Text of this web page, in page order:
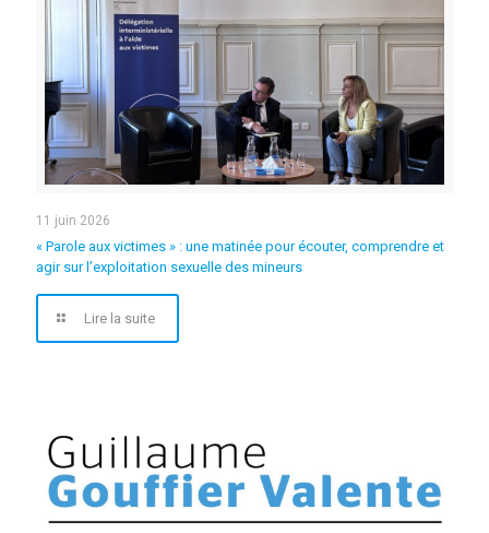
11 juin 2026
« Parole aux victimes » : une matinée pour écouter, comprendre et
agir sur l’exploitation sexuelle des mineurs
Lire la suite